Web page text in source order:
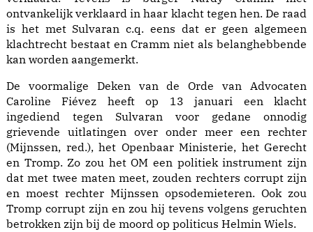
ontvankelijk verklaard in haar klacht tegen hen. De raad
is het met Sulvaran c.q. eens dat er geen algemeen
klachtrecht bestaat en Cramm niet als belanghebbende
kan worden aangemerkt.
De voormalige Deken van de Orde van Advocaten
Caroline Fiévez heeft op 13 januari een klacht
ingediend tegen Sulvaran voor gedane onnodig
grievende uitlatingen over onder meer een rechter
(Mijnssen, red.), het Openbaar Ministerie, het Gerecht
en Tromp. Zo zou het OM een politiek instrument zijn
dat met twee maten meet, zouden rechters corrupt zijn
en moest rechter Mijnssen opsodemieteren. Ook zou
Tromp corrupt zijn en zou hij tevens volgens geruchten
betrokken zijn bij de moord op politicus Helmin Wiels.